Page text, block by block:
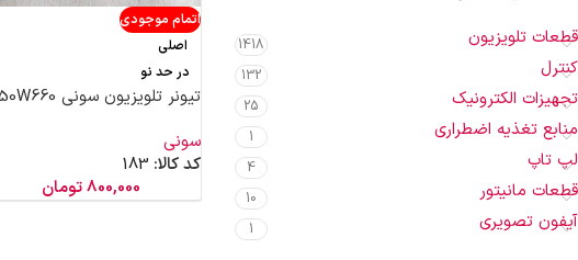
قطعات تلویزیون 1418
کنترل 132
تجهیزات الکترونیک 25
منابع تغذیه اضطراری 1
لپ تاپ 4
قطعات مانیتور 10
آیفون تصویری 1
اتمام موجودی
اصلی
در حد نو
تیونر تلویزیون سونی 50W660
سونی
کد کالا: 183
800,000تومان